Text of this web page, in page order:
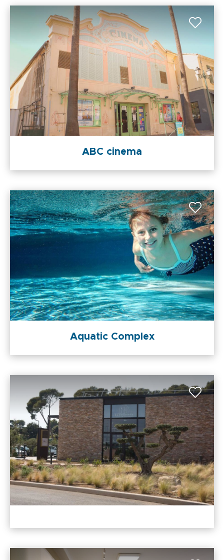
ABC cinema
Aquatic Complex